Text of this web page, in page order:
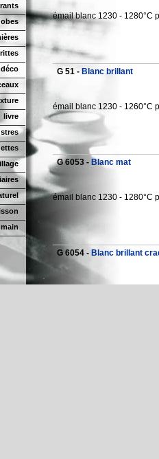
livre
émail blanc 1230 - 1280°C
G 51 - Blanc brillant
émail blanc 1230 - 1260°C
G 6053 - Blanc mat
émail blanc 1230 - 1280°C
G 6054 - Blanc brillant